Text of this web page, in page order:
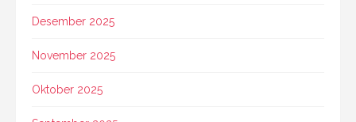
Desember 2025
November 2025
Oktober 2025